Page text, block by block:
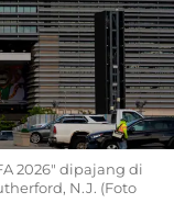
2026" dipajang di
N.J. (Foto